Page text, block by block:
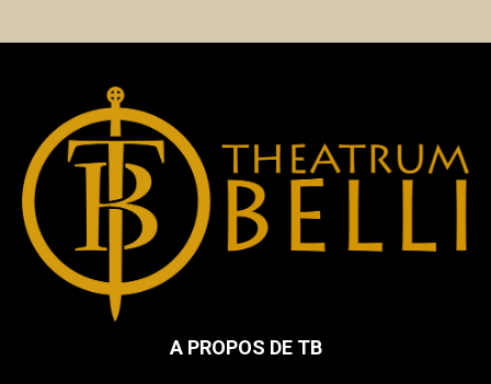
A PROPOS DE TB